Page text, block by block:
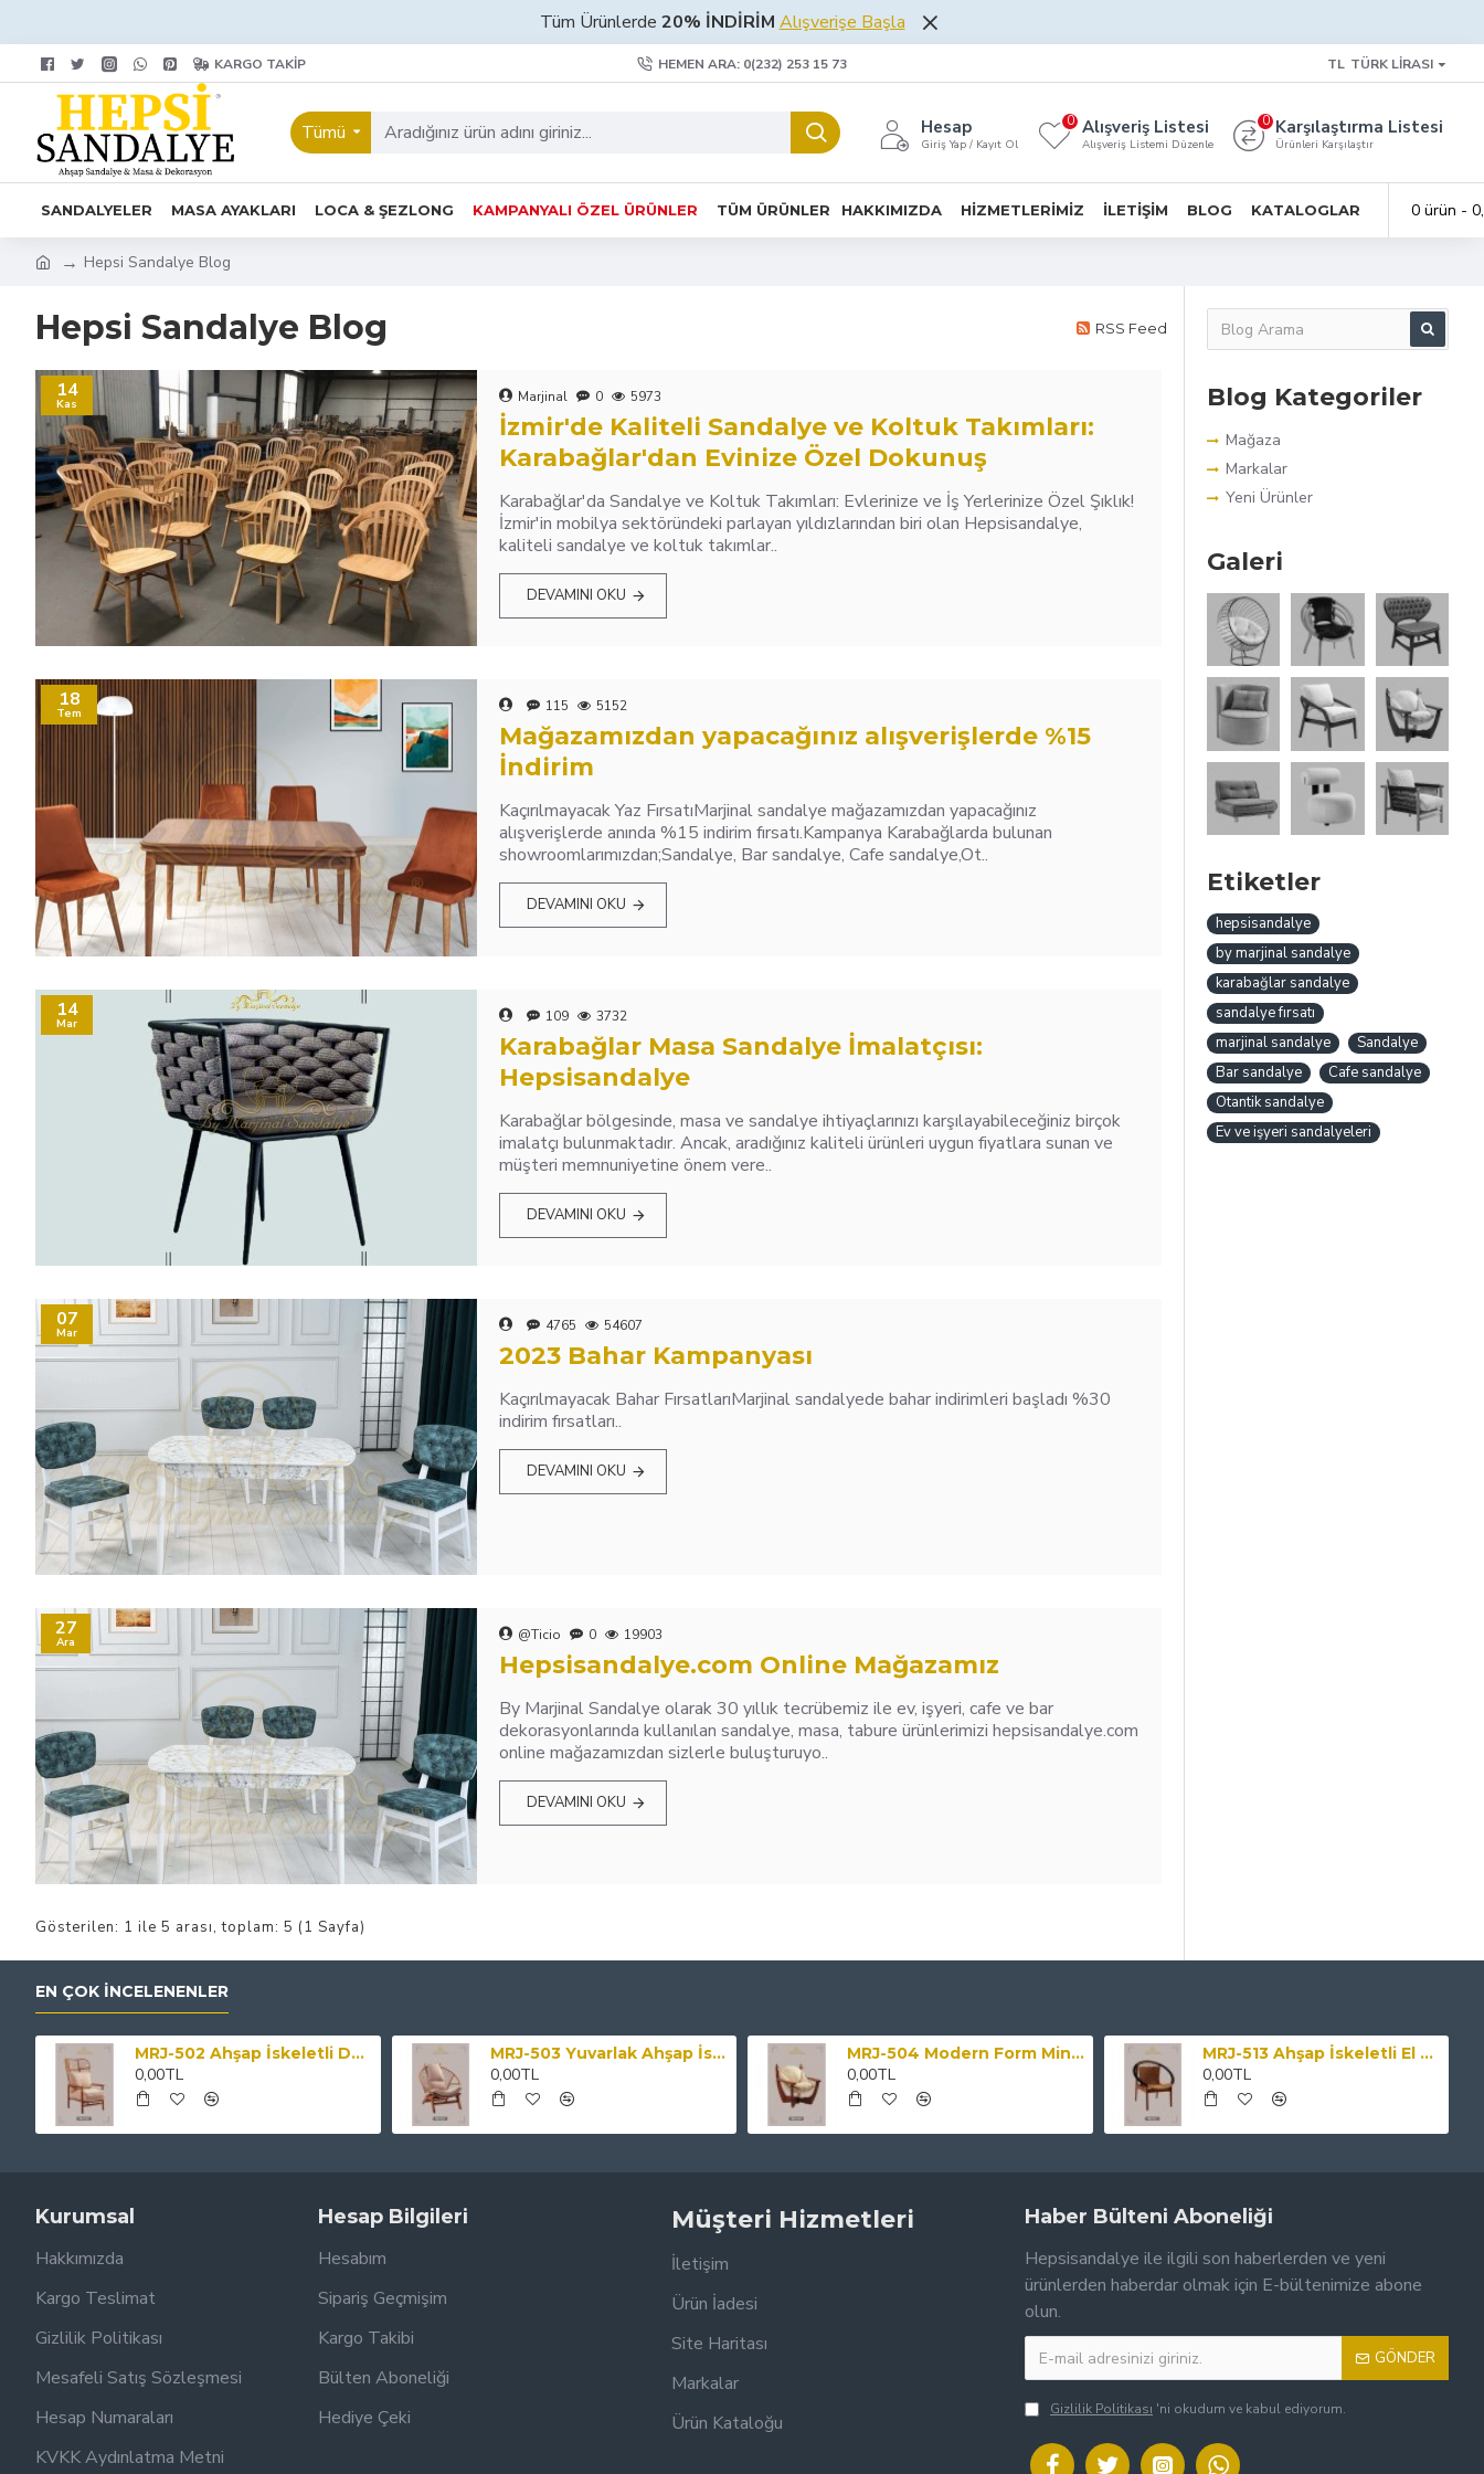
Tüm Ürünlerde 20% İNDİRİM Alışverişe Başla
KARGO TAKIP HEMEN ARA: 0(232) 253 15 73 TL TÜRK LIRASI
Tümü Hesap
Giriş Yap / Kayıt Ol
Alışveriş Listesi
Alışveriş Listemi Düzenle
0 Karşılaştırma Listesi
Ürünleri Karşılaştır
0
SANDALYELER MASA AYAKLARI LOCA & ŞEZLONG KAMPANYALI ÖZEL ÜRÜNLER TÜM ÜRÜNLER HAKKIMIZDA HIZMETLERIMIZ İLETIŞIM BLOG KATALOGLAR 0 ürün -
Hepsi Sandalye Blog
Hepsi Sandalye Blog RSS Feed
14
Kas Marjinal 0 5973
İzmir'de Kaliteli Sandalye ve Koltuk Takımları:
Karabağlar'dan Evinize Özel Dokunuş
Karabağlar'da Sandalye ve Koltuk Takımları: Evlerinize ve İş Yerlerinize Özel Şıklık!
İzmir'in mobilya sektöründeki parlayan yıldızlarından biri olan Hepsisandalye,
kaliteli sandalye ve koltuk takımlar..
DEVAMINI OKU
18
Tem 115 5152
Mağazamızdan yapacağınız alışverişlerde %15
İndirim
Kaçırılmayacak Yaz FırsatıMarjinal sandalye mağazamızdan yapacağınız
alışverişlerde anında %15 indirim fırsatı.Kampanya Karabağlarda bulunan
showroomlarımızdan;Sandalye, Bar sandalye, Cafe sandalye,Ot..
DEVAMINI OKU
14
Mar 109 3732
Karabağlar Masa Sandalye İmalatçısı:
Hepsisandalye
Karabağlar bölgesinde, masa ve sandalye ihtiyaçlarınızı karşılayabileceğiniz birçok
imalatçı bulunmaktadır. Ancak, aradığınız kaliteli ürünleri uygun fiyatlara sunan ve
müşteri memnuniyetine önem vere..
DEVAMINI OKU
07
Mar 4765 54607
2023 Bahar Kampanyası
Kaçırılmayacak Bahar FırsatlarıMarjinal sandalyede bahar indirimleri başladı %30
indirim fırsatları..
DEVAMINI OKU
27
Ara @Ticio 0 19903
Hepsisandalye.com Online Mağazamız
By Marjinal Sandalye olarak 30 yıllık tecrübemiz ile ev, işyeri, cafe ve bar
dekorasyonlarında kullanılan sandalye, masa, tabure ürünlerimizi hepsisandalye.com
online mağazamızdan sizlerle buluşturuyo..
DEVAMINI OKU
Gösterilen: 1 ile 5 arası, toplam: 5 (1 Sayfa)
Blog Kategoriler
Mağaza
Markalar
Yeni Ürünler
Galeri
Etiketler
hepsisandalye
by marjinal sandalye
karabağlar sandalye
sandalye fırsatı
marjinal sandalye
Sandalye
Bar sandalye
Cafe sandalye
Otantik sandalye
Ev ve işyeri sandalyeleri
EN ÇOK İNCELENENLER
MRJ-502 Ahşap İskeletli Desenli Kumaş Kaplama Minderli Sandalye
0,00TL
MRJ-503 Yuvarlak Ahşap İskeletli Hasır Sandalye
0,00TL
MRJ-504 Modern Form Minderli Ahşap Sandaye
0,00TL
MRJ-513 Ahşap İskeletli El Örmesi Hasır Siyah Sandalye
0,00TL
Kurumsal
Hakkımızda
Kargo Teslimat
Gizlilik Politikası
Mesafeli Satış Sözleşmesi
Hesap Numaraları
KVKK Aydınlatma Metni
Hesap Bilgileri
Hesabım
Sipariş Geçmişim
Kargo Takibi
Bülten Aboneliği
Hediye Çeki
Müşteri Hizmetleri
İletişim
Ürün İadesi
Site Haritası
Markalar
Ürün Kataloğu
Haber Bülteni Aboneliği
Hepsisandalye ile ilgili son haberlerden ve yeni
ürünlerden haberdar olmak için E-bültenimize abone
olun.
GÖNDER
Gizlilik Politikası 'ni okudum ve kabul ediyorum.